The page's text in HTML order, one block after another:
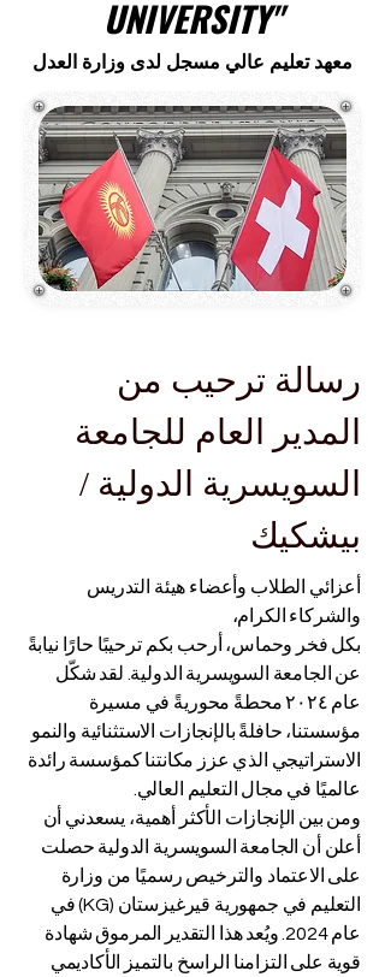
UNIVERSITY"
معهد تعليم عالي مسجل لدى وزارة العدل
رسالة ترحيب من
المدير العام للجامعة
السويسرية الدولية /
بيشكيك
أعزائي الطلاب وأعضاء هيئة التدريس
والشركاء الكرام،
بكل فخر وحماس، أرحب بكم ترحيبًا حارًا نيابةً
عن الجامعة السويسرية الدولية. لقد شكّل
عام ٢٠٢٤ محطةً محوريةً في مسيرة
مؤسستنا، حافلةً بالإنجازات الاستثنائية والنمو
الاستراتيجي الذي عزز مكانتنا كمؤسسة رائدة
عالميًا في مجال التعليم العالي.
ومن بين الإنجازات الأكثر أهمية، يسعدني أن
أعلن أن الجامعة السويسرية الدولية حصلت
على الاعتماد والترخيص رسميًا من وزارة
التعليم في جمهورية قيرغيزستان (KG) في
عام 2024. ويُعد هذا التقدير المرموق شهادة
قوية على التزامنا الراسخ بالتميز الأكاديمي